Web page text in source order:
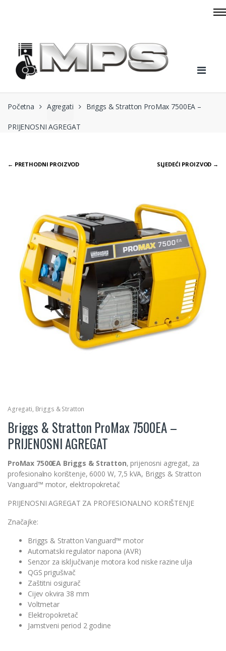
Početna Agregati Briggs & Stratton ProMax 7500EA –
PRIJENOSNI AGREGAT
← PRETHODNI PROIZVOD SLJEDEĆI PROIZVOD →
Agregati, Briggs & Stratton
Briggs & Stratton ProMax 7500EA –
PRIJENOSNI AGREGAT
ProMax 7500EA Briggs & Stratton, prijenosni agregat, za
profesionalno korištenje, 6000 W, 7,5 kVA, Briggs & Stratton
Vanguard™ motor, elektropokretač
PRIJENOSNI AGREGAT ZA PROFESIONALNO KORIŠTENJE
Značajke:
Briggs & Stratton Vanguard™ motor
Automatski regulator napona (AVR)
Senzor za isključivanje motora kod niske razine ulja
QGS prigušivač
Zaštitni osigurač
Cijev okvira 38 mm
Voltmetar
Elektropokretač
Jamstveni period 2 godine